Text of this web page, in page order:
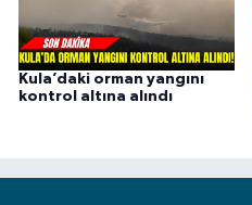
Kula’daki orman yangını
kontrol altına alındı